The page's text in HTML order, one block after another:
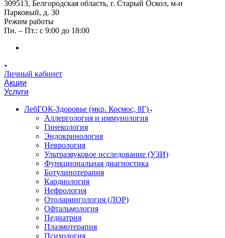
309513, Белгородская область, г. Старый Оскол, м-н
Парковый, д. 30
Режим работы
Пн. – Пт.: с 9:00 до 18:00
Личный кабинет
Акции
Услуги
ЛебГОК-Здоровье (мкр. Космос, 8Г)
Аллергология и иммунология
Гинекология
Эндокринология
Неврология
Ультразвуковое исследование (УЗИ)
Функциональная диагностика
Ботулинотерапия
Кардиология
Нефрология
Отоларингология (ЛОР)
Офтальмология
Педиатрия
Плазмотерапия
Психология